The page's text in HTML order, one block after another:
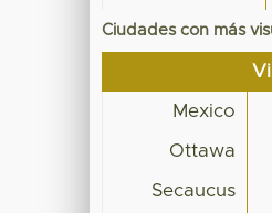
Ciudades con más
Mexico
Ottawa
Secaucus